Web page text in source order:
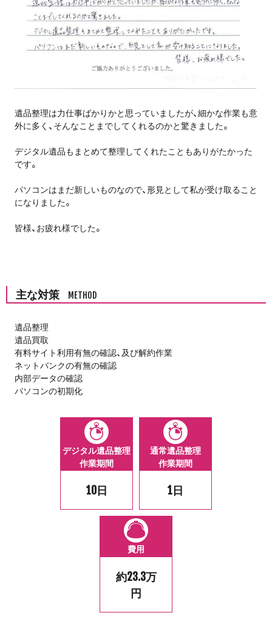
遺品整理は力仕事ばかりかと思っていましたが、細かな作業も意
外に多く、そんなことまでしてくれるのかと驚きました。
デジタル遺品もまとめて整理してくれたこともありがたかった
です。
パソコンはまだ新しいものなので、形見として私が受け取ること
になりました。
皆様、お疲れ様でした。
主な対策 METHOD
遺品整理
遺品買取
有料サイト利用有無の確認、及び解約作業
ネットバンクの有無の確認
内部データの確認
パソコンの初期化
デジタル遺品整理
作業期間
10日
通常遺品整理
作業期間
1日
費用
約23.3万
円